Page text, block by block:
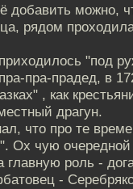
добавить можно,
рядом
"под
пра-прадед, в
, как
драгун.
что про те
Ох чую очередной
главную роль -
-